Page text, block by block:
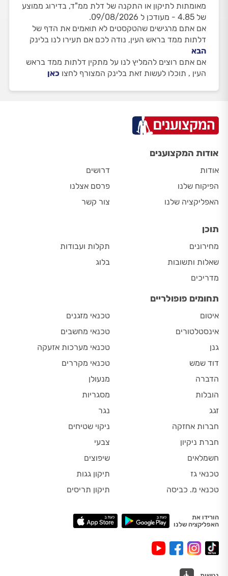
מאומתות לתיקון או התקנה של דלת ממ"ד, בדירוג ממוצע
של 4.85 - מעודכן ל 09/08/2026.
אם אתם מרגישים שהטקסטים לא תואמים את הדף של
דלתות ממד בראש העין, נודה לכם אם תעירו לנו בלינק
הבא
אם אתם רוצים להמליץ לנו על מתקין דלתות ממד בראש
העין , תוכלו לעשות זאת בלינק המצורף לחצו כאן
אודות המקצוענים
אודות
הפיקוח שלנו
האפליקציה שלנו
דרושים
פרסם אצלנו
צור קשר
תוכן
מחירונים
שאלות ותשובות
מדריכים
תקלות ועבודות
בלוג
תחומים פופולריים
איטום
אינסטלטורים
גנן
דוד שמש
הדברה
הובלות
זגג
חברות אחזקה
חברת ניקיון
חשמלאים
טכנאי גז
טכנאי מ. כביסה
טכנאי מזגנים
טכנאי מחשבים
טכנאי מערכות אזעקה
טכנאי מקררים
מנעולן
מסגריות
נגר
ניקוי שטיחים
צבעי
שיפוצים
תיקון גגות
תיקון תריסים
הורידו את
האפליקציה שלנו